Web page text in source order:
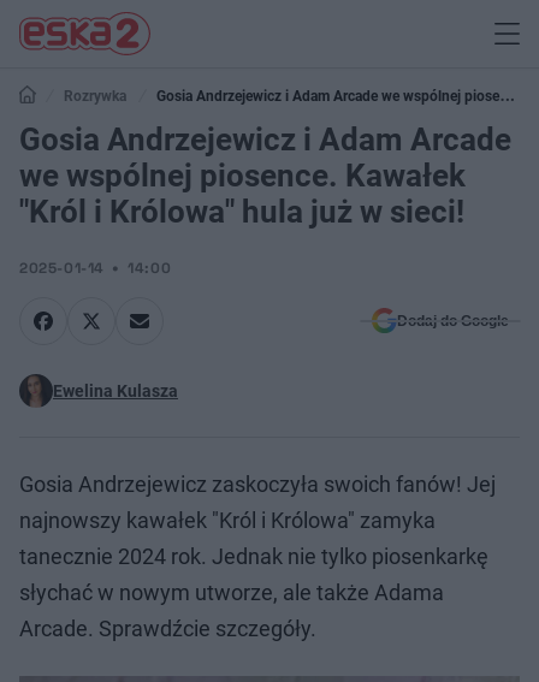
Rozrywka
Gosia Andrzejewicz i Adam Arcade we wspólnej piosence.
Kawałek "Król i Królowa" hula już w sieci!
Gosia Andrzejewicz i Adam Arcade
we wspólnej piosence. Kawałek
"Król i Królowa" hula już w sieci!
2025-01-14 14:00
Dodaj do Google
Ewelina Kulasza
Gosia Andrzejewicz zaskoczyła swoich fanów! Jej
najnowszy kawałek "Król i Królowa" zamyka
tanecznie 2024 rok. Jednak nie tylko piosenkarkę
słychać w nowym utworze, ale także Adama
Arcade. Sprawdźcie szczegóły.